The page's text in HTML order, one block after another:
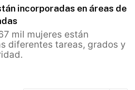
incorporadas en áreas de
mil mujeres están
diferentes tareas, grados y